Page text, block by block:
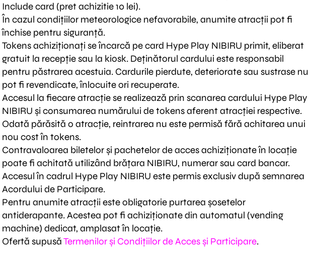
Include card (pret achizitie 10 lei).
În cazul condițiilor meteorologice nefavorabile, anumite atracții pot fi
închise pentru siguranță.
Tokens achiziționați se încarcă pe card Hype Play NIBIRU primit, eliberat
gratuit la recepție sau la kiosk. Deținătorul cardului este responsabil
pentru păstrarea acestuia. Cardurile pierdute, deteriorate sau sustrase nu
pot fi revendicate, înlocuite ori recuperate.
Accesul la fiecare atracție se realizează prin scanarea cardului Hype Play
NIBIRU și consumarea numărului de tokens aferent atracției respective.
Odată părăsită o atracție, reintrarea nu este permisă fără achitarea unui
nou cost în tokens.
Contravaloarea biletelor și pachetelor de acces achiziționate în locație
poate fi achitată utilizând brățara NIBIRU, numerar sau card bancar.
Accesul în cadrul Hype Play NIBIRU este permis exclusiv după semnarea
Acordului de Participare.
Pentru anumite atracții este obligatorie purtarea șosetelor
antiderapante. Acestea pot fi achiziționate din automatul (vending
machine) dedicat, amplasat în locație.
Ofertă supusăTermenilor și Condițiilor de Acces și Participare.